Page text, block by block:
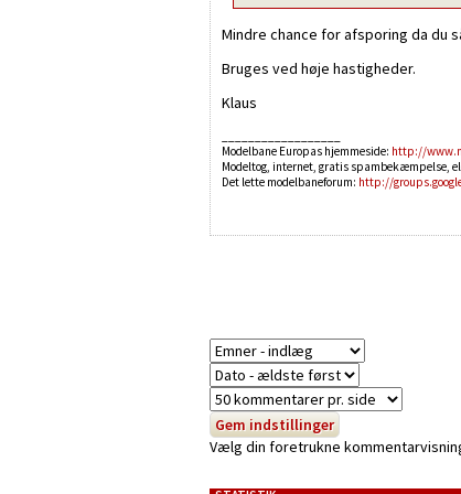
Mindre chance for afsporing da du
Bruges ved høje hastigheder.
Klaus
Modelbane Europas hjemmeside: http://
Modeltog, internet, gratis spambekæmpelse,
Det lette modelbaneforum: http://
Vælg din foretrukne